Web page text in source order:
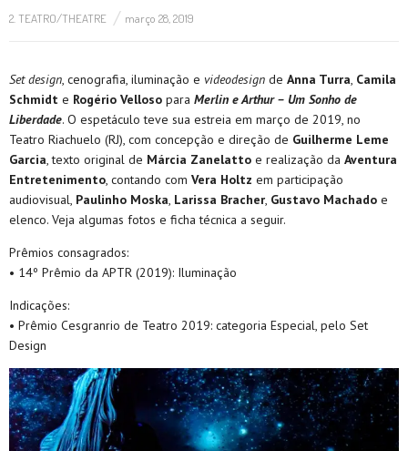
2. TEATRO/THEATRE março 28, 2019
Set design, cenografia, iluminação e videodesign de Anna Turra, Camila
Schmidt e Rogério Velloso para Merlin e Arthur – Um Sonho de
Liberdade. O espetáculo teve sua estreia em março de 2019, no
Teatro Riachuelo (RJ), com concepção e direção de Guilherme Leme
Garcia, texto original de Márcia Zanelatto e realização da Aventura
Entretenimento, contando com Vera Holtz em participação
audiovisual, Paulinho Moska, Larissa Bracher, Gustavo Machado e
elenco. Veja algumas fotos e ficha técnica a seguir.
Prêmios consagrados:
• 14º Prêmio da APTR (2019): Iluminação
Indicações:
• Prêmio Cesgranrio de Teatro 2019: categoria Especial, pelo Set
Design